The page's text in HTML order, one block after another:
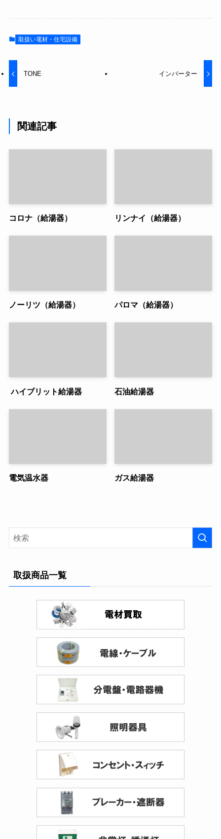
取扱い電材・住宅設備
TONE インバーター
関連記事
コロナ（給湯器） リンナイ（給湯器）
ノーリツ（給湯器） パロマ（給湯器）
ハイブリット給湯器 石油給湯器
電気温水器 ガス給湯器
取扱商品一覧